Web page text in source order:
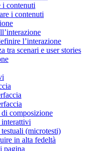
i contenuti
i contenuti
l’interazione
tra scenari e user stories
composizione
(microtesti)
in alta fedeltà
pagina